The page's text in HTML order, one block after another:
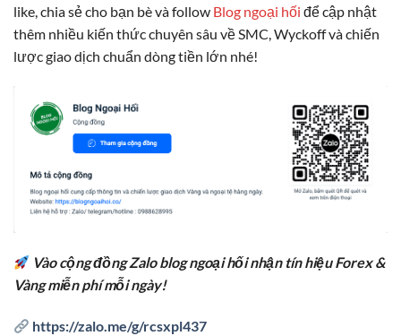
like, chia sẻ cho bạn bè và follow Blog ngoại hối để cập nhật
thêm nhiều kiến thức chuyên sâu về SMC, Wyckoff và chiến
lược giao dịch chuẩn dòng tiền lớn nhé!
Vào cộng đồng Zalo blog ngoại hối nhận tín hiệu Forex &
Vàng miễn phí mỗi ngày!
https://zalo.me/g/rcsxpl437